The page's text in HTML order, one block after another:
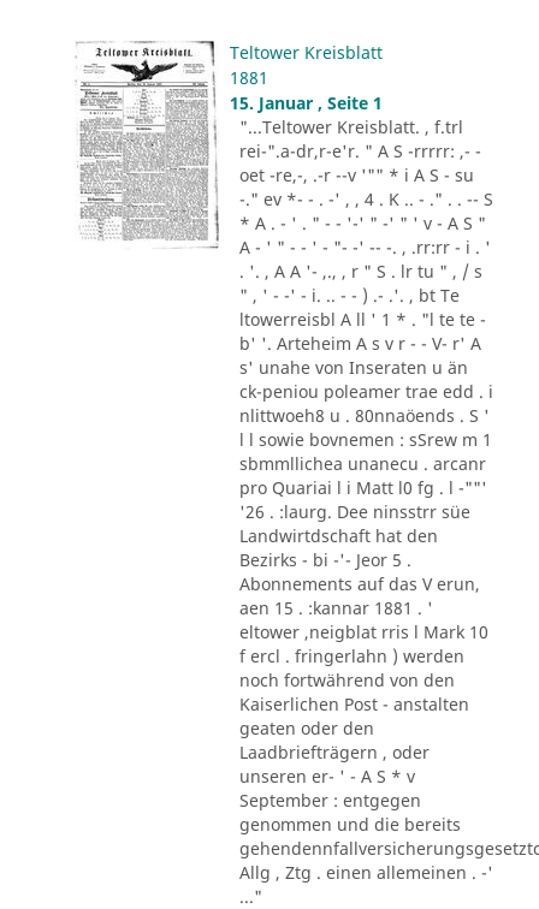
Teltower Kreisblatt
1881
15. Januar , Seite 1
"...Teltower Kreisblatt. , f.trl
rei-".a-dr,r-e'r. " A S -rrrrr: ,- -
oet -re,-, .-r --v '"" * i A S - su
-." ev *- - . -' , , 4 . K .. - ." . . -- S
* A . - ' . " - - '-' " -' " ' v - A S "
A - ' " - - ' - "- -' -- -. , .rr:rr - i . '
. '. , A A '- ,., , r " S . lr tu " , / s
" , ' - -' - i. .. - - ) .- .'. , bt Te
ltowerreisbl A ll ' 1 * . "l te te -
b' '. Arteheim A s v r - - V- r' A
s' unahe von Inseraten u än
ck-peniou poleamer trae edd . i
nlittwoeh8 u . 80nnaöends . S '
l l sowie bovnemen : sSrew m 1
sbmmllichea unanecu . arcanr
pro Quariai l i Matt l0 fg . l -""'
'26 . :laurg. Dee ninsstrr süe
Landwirtdschaft hat den
Bezirks - bi -'- Jeor 5 .
Abonnements auf das V erun,
aen 15 . :kannar 1881 . '
eltower ,neigblat rris l Mark 10
f ercl . fringerlahn ) werden
noch fortwährend von den
Kaiserlichen Post - anstalten
geaten oder den
Laadbriefträgern , oder
unseren er- ' - A S * v
September : entgegen
genommen und die bereits
Allg , Ztg . einen allemeinen . -'
..."